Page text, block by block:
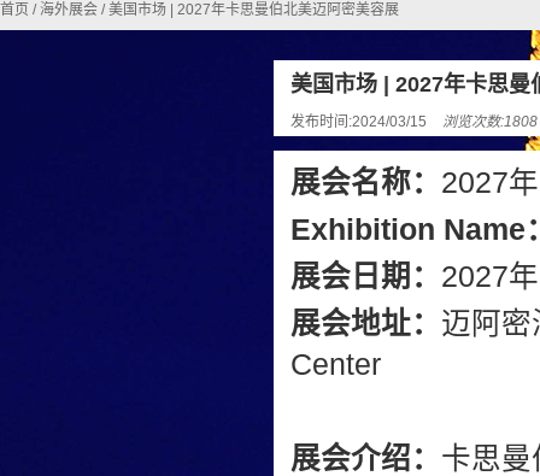
首页 /海外展会 /美国市场 | 2027年卡思曼伯北美迈阿密美容展
美国市场 | 2027年卡思曼
发布时间:2024/03/15 浏览次数
展会名称： 2027
Exhibition Name
展会日期： 2027
展会地址： 迈阿
Center
展会介绍： 卡思